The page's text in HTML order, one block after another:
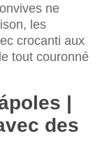
ne
les
crocanti aux
tout couronné
|
des